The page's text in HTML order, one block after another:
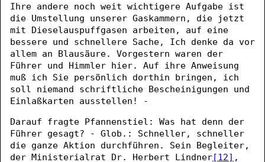
Ihre andere noch weit wichtigere Aufgabe ist
die Umstellung unserer Gaskammern, die jetzt
mit Dieselauspuffgasen arbeiten, auf eine
bessere und schnellere Sache, Ich denke da vor
allem an Blausäure. Vorgestern waren der
Führer und Himmler hier. Auf ihre Anweisung
muß ich Sie persönlich dorthin bringen, ich
soll niemand schriftliche Bescheinigungen und
Einlaßkarten ausstellen! -
Darauf fragte Pfannenstiel: Was hat denn der
Führer gesagt? - Glob.: Schneller, schneller
die ganze Aktion durchführen. Sein Begleiter,
der Ministerialrat Dr. Herbert Lindner[12] ,